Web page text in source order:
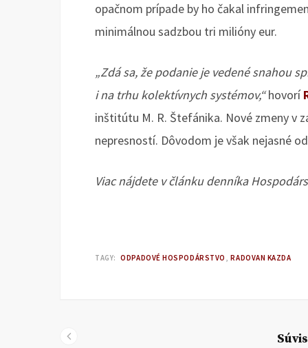
opačnom prípade by ho čakal
minimálnou sadzbou tri milióny eur.
„Zdá sa, že podanie je vedené snahou
i na trhu kolektívnych systémov,“hovorí
inštitútu M. R. Štefánika. Nové zmeny v
nepresností. Dôvodom je však nejasné
Viac nájdete v článku denníka
TAGY: ODPADOVÉ HOSPODÁRSTVO RADOVAN KAZDA